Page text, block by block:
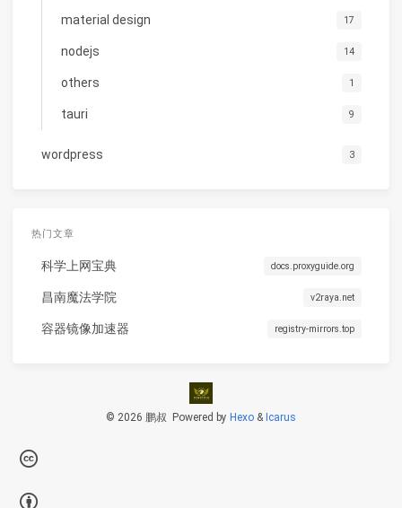
material design 17
nodejs 14
others 1
tauri 9
wordpress 3
热门文章
科学上网宝典 docs.proxyguide.org
昌南魔法学院 v2raya.net
容器镜像加速器 registry-mirrors.top
© 2026 鹏叔 Powered by Hexo & Icarus